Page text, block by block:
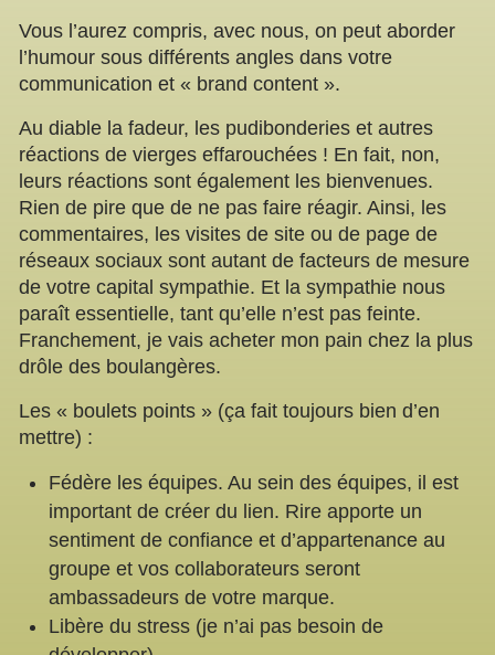
Vous l’aurez compris, avec nous, on peut aborder
l’humour sous différents angles dans votre
communication et « brand content ».
Au diable la fadeur, les pudibonderies et autres
réactions de vierges effarouchées ! En fait, non,
leurs réactions sont également les bienvenues.
Rien de pire que de ne pas faire réagir. Ainsi, les
commentaires, les visites de site ou de page de
réseaux sociaux sont autant de facteurs de mesure
de votre capital sympathie. Et la sympathie nous
paraît essentielle, tant qu’elle n’est pas feinte.
Franchement, je vais acheter mon pain chez la plus
drôle des boulangères.
Les « boulets points » (ça fait toujours bien d’en
mettre) :
Fédère les équipes. Au sein des équipes, il est
important de créer du lien. Rire apporte un
sentiment de confiance et d’appartenance au
groupe et vos collaborateurs seront
ambassadeurs de votre marque.
Libère du stress (je n’ai pas besoin de